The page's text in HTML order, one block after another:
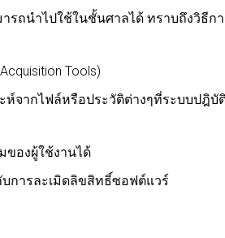
รถนำไปใช้ในชั้นศาลได้ ทราบถึงวิธี
Tools)
ห์จากไฟล์หรือประวัติต่างๆที่ระบบปฎิ
ของผู้ใช้งานได้
การละเมิดลิขสิทธิ์ซอฟต์แวร์